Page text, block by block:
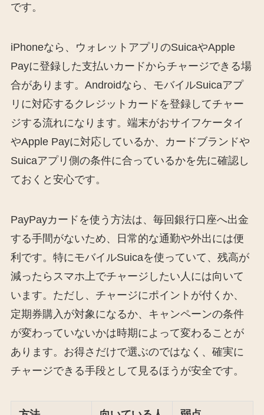
です。
iPhoneなら、ウォレットアプリのSuicaやApple
Payに登録した支払いカードからチャージできる場
合があります。Androidなら、モバイルSuicaアプ
リに対応するクレジットカードを登録してチャー
ジする流れになります。端末がおサイフケータイ
やApple Payに対応しているか、カードブランドや
Suicaアプリ側の条件に合っているかを先に確認し
ておくと安心です。
PayPayカードを使う方法は、毎回銀行口座へ出金
する手間がないため、日常的な通勤や外出には便
利です。特にモバイルSuicaを使っていて、残高が
減ったらスマホ上でチャージしたい人には向いて
います。ただし、チャージにポイントが付くか、
定期券購入が対象になるか、キャンペーンの条件
が変わっていないかは時期によって変わることが
あります。お得さだけで選ぶのではなく、確実に
チャージできる手段として見るほうが安全です。